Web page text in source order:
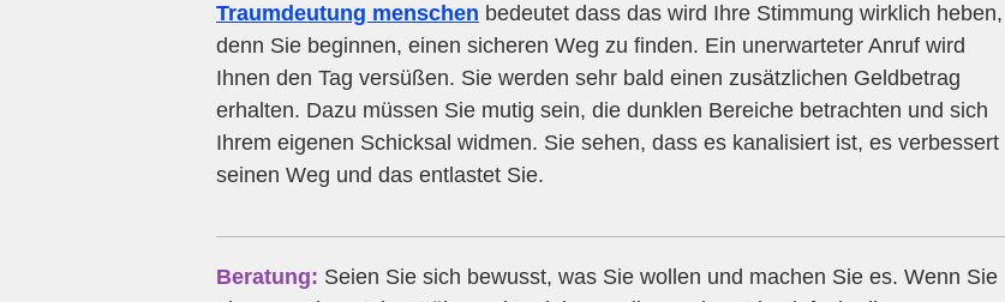
Traumdeutung menschen bedeutet dass das wird Ihre Stimmung wirklich heben,
denn Sie beginnen, einen sicheren Weg zu finden. Ein unerwarteter Anruf wird
Ihnen den Tag versüßen. Sie werden sehr bald einen zusätzlichen Geldbetrag
erhalten. Dazu müssen Sie mutig sein, die dunklen Bereiche betrachten und sich
Ihrem eigenen Schicksal widmen. Sie sehen, dass es kanalisiert ist, es verbessert
seinen Weg und das entlastet Sie.
Beratung: Seien Sie sich bewusst, was Sie wollen und machen Sie es. Wenn Sie